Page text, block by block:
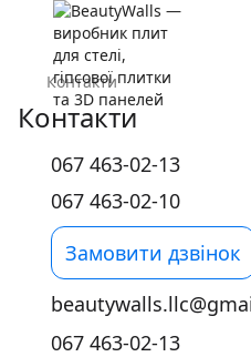
Контакти
Контакти
067 463-02-13
067 463-02-10
Замовити дзвінок
067 463-02-13